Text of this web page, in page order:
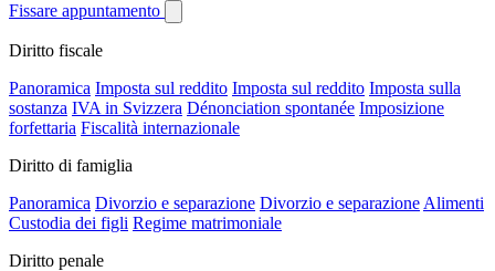
Fissare appuntamento
Diritto fiscale
Panoramica Imposta sul reddito Imposta sul reddito Imposta sulla
sostanza IVA in Svizzera Dénonciation spontanée Imposizione
forfettaria Fiscalità internazionale
Diritto di famiglia
Panoramica Divorzio e separazione Divorzio e separazione Alimenti
Custodia dei figli Regime matrimoniale
Diritto penale